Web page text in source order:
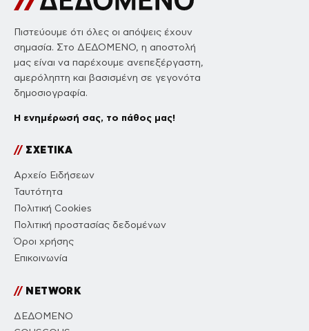
Πιστεύουμε ότι όλες οι απόψεις έχουν
σημασία. Στο ΔΕΔΟΜΕΝΟ, η αποστολή
μας είναι να παρέχουμε ανεπεξέργαστη,
αμερόληπτη και βασισμένη σε γεγονότα
δημοσιογραφία.
Η ενημέρωσή σας, το πάθος μας!
//ΣΧΕΤΙΚΑ
Αρχείο Ειδήσεων
Ταυτότητα
Πολιτική Cookies
Πολιτική προστασίας δεδομένων
Όροι χρήσης
Επικοινωνία
//NETWORK
ΔΕΔΟΜΕΝΟ